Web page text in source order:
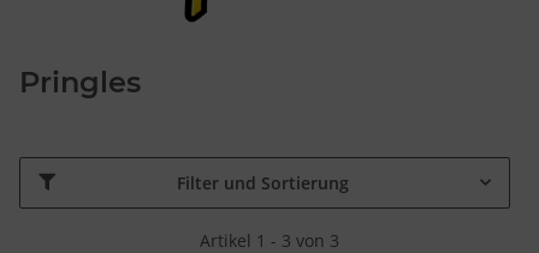
Pringles
Filter und Sortierung
Artikel 1 - 3 von 3